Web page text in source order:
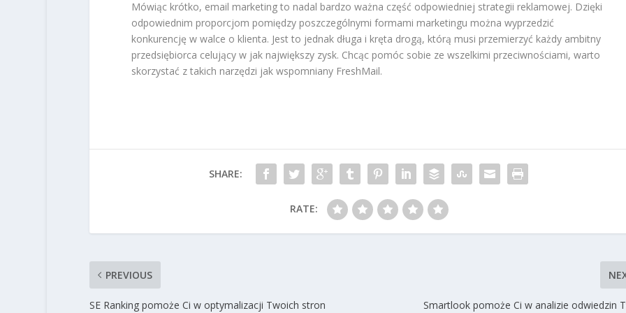
Mówiąc krótko, email marketing to nadal bardzo ważna część odpowiedniej strategii reklamowej. Dzięki
odpowiednim proporcjom pomiędzy poszczególnymi formami marketingu można wyprzedzić
konkurencję w walce o klienta. Jest to jednak długa i kręta drogą, którą musi przemierzyć każdy ambitny
przedsiębiorca celujący w jak największy zysk. Chcąc pomóc sobie ze wszelkimi przeciwnościami, warto
skorzystać z takich narzędzi jak wspomniany FreshMail.
SHARE:
RATE:
PREVIOUS
SE Ranking pomoże Ci w optymalizacji Twoich stron
Smartlook pomoże Ci w analizie odwiedzin